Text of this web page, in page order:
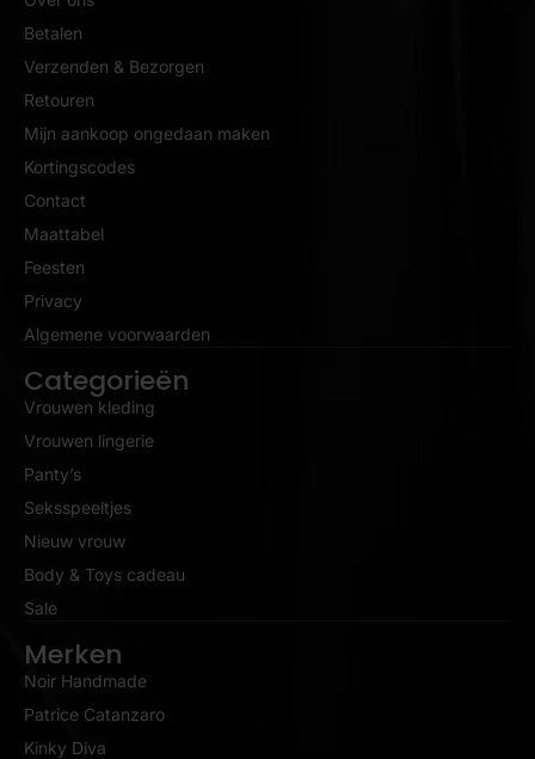
Betalen
Verzenden & Bezorgen
Retouren
Mijn aankoop ongedaan maken
Kortingscodes
Contact
Maattabel
Feesten
Privacy
Algemene voorwaarden
Categorieën
Vrouwen kleding
Vrouwen lingerie
Panty’s
Seksspeeltjes
Nieuw vrouw
Body & Toys cadeau
Sale
Merken
Noir Handmade
Patrice Catanzaro
Kinky Diva